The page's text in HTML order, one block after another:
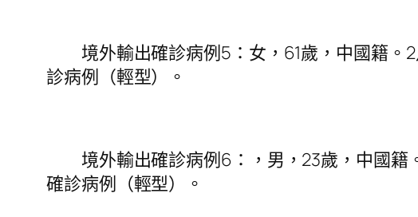
境外輸出確診病例5：女，61歲，中國籍。2
診病例（輕型）。
境外輸出確診病例6：，男，23歲，中國籍
確診病例（輕型）。